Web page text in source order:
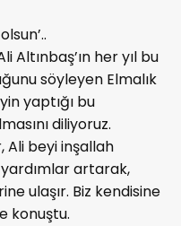
Altınbaş’ın her yıl bu
söyleyen Elmalık
yaptığı bu
diliyoruz.
Ali beyi inşallah
artarak,
ulaşır. Biz kendisine
konuştu.